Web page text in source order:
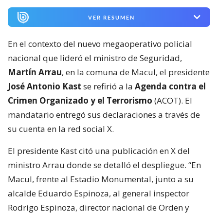
VER RESUMEN
En el contexto del nuevo megaoperativo policial
nacional que lideró el ministro de Seguridad,
Martín Arrau, en la comuna de Macul, el presidente
José Antonio Kast se refirió a la Agenda contra el
Crimen Organizado y el Terrorismo (ACOT). El
mandatario entregó sus declaraciones a través de
su cuenta en la red social X.
El presidente Kast citó una publicación en X del
ministro Arrau donde se detalló el despliegue. “En
Macul, frente al Estadio Monumental, junto a su
alcalde Eduardo Espinoza, al general inspector
Rodrigo Espinoza, director nacional de Orden y